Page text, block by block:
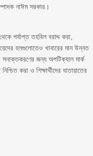
নাঈম সরকার।
পর্যাপ্ত তহবিল বরাদ্দ করা,
হলগুলোতেও খাবারের মান উন্নত
সনাক্তকরণের জন্য অপটিক্যাল মার্ক
করা ও শিক্ষার্থীদের যাতায়াতের